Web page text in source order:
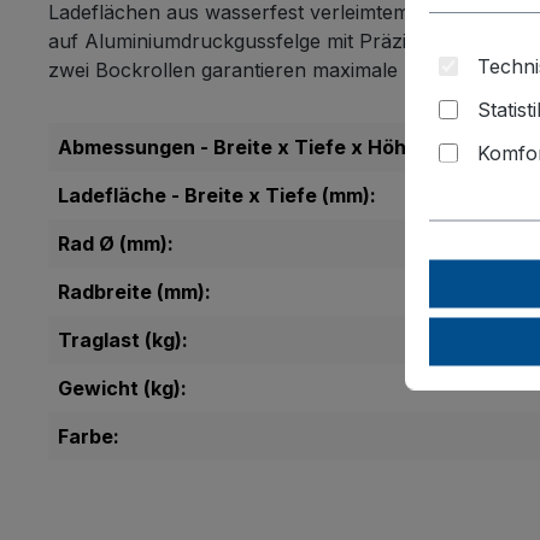
Ladeflächen aus wasserfest verleimtem Sperrholz
auf Aluminiumdruckgussfelge mit Präzisions-
zwei Bockrollen garantieren maximale Kontrolle und
Abmessungen - Breite x Tiefe x Höhe (mm):
Ladefläche - Breite x Tiefe (mm):
Rad Ø (mm):
Radbreite (mm):
Traglast (kg):
Gewicht (kg):
Farbe: